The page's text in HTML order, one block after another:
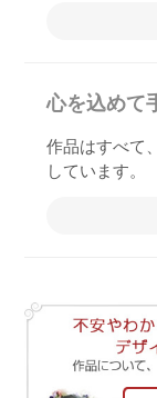
心を込めて
作品はすべて
しています。